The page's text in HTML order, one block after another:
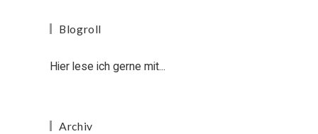
Blogroll
Hier lese ich gerne mit...
Archiv